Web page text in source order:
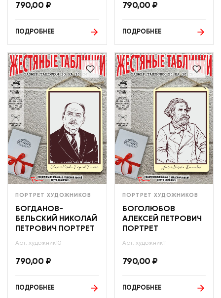
790,00 ₽
ПОДРОБНЕЕ
790,00 ₽
ПОДРОБНЕЕ
ПОРТРЕТ ХУДОЖНИКОВ
БОГДАНОВ-
БЕЛЬСКИЙ НИКОЛАЙ
ПЕТРОВИЧ ПОРТРЕТ
Арт: художник10
790,00 ₽
ПОДРОБНЕЕ
ПОРТРЕТ ХУДОЖНИКОВ
БОГОЛЮБОВ
АЛЕКСЕЙ ПЕТРОВИЧ
ПОРТРЕТ
Арт: художник11
790,00 ₽
ПОДРОБНЕЕ